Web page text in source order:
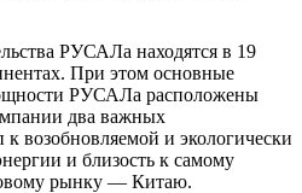
РУСАЛа находятся в 19
При этом основные
РУСАЛа расположены
два важных
возобновляемой и экологически
и близость к самому
рынку — Китаю.